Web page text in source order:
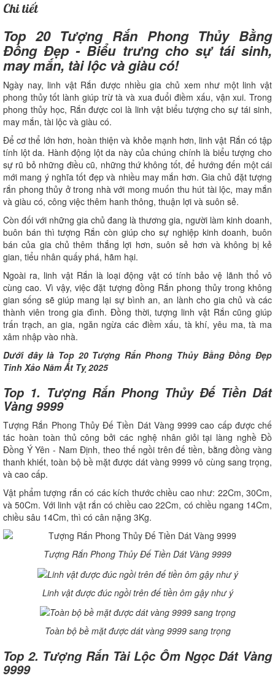
Chi tiết
Top 20 Tượng Rắn Phong Thủy Bằng
Đồng Đẹp - Biểu trưng cho sự tái sinh,
may mắn, tài lộc và giàu có!
Ngày nay, linh vật Rắn được nhiều gia chủ xem như một linh vật
phong thủy tốt lành giúp trừ tà và xua đuổi điềm xấu, vận xui. Trong
phong thủy học, Rắn được coi là linh vật biểu tượng cho sự tái sinh,
may mắn, tài lộc và giàu có.
Để cơ thể lớn hơn, hoàn thiện và khỏe mạnh hơn, linh vật Rắn có tập
tính lột da. Hành động lột da này của chúng chính là biểu tượng cho
sự rũ bỏ những điều cũ, những thứ không tốt, để hướng đến một cái
mới mang ý nghĩa tốt đẹp và nhiều may mắn hơn. Gia chủ đặt tượng
rắn phong thủy ở trong nhà với mong muốn thu hút tài lộc, may mắn
và giàu có, công việc thêm hanh thông, thuận lợi và suôn sẻ.
Còn đối với những gia chủ đang là thương gia, người làm kinh doanh,
buôn bán thì tượng Rắn còn giúp cho sự nghiệp kinh doanh, buôn
bán của gia chủ thêm thắng lợi hơn, suôn sẻ hơn và không bị kẻ
gian, tiểu nhân quấy phá, hãm hại.
Ngoài ra, linh vật Rắn là loại động vật có tính bảo vệ lãnh thổ vô
cùng cao. Vì vậy, việc đặt tượng đồng Rắn phong thủy trong không
gian sống sẽ giúp mang lại sự bình an, an lành cho gia chủ và các
thành viên trong gia đình. Đồng thời, tượng linh vật Rắn cũng giúp
trấn trạch, an gia, ngăn ngừa các điềm xấu, tà khí, yêu ma, tà ma
xâm nhập vào nhà.
Dưới đây là Top 20 Tượng Rắn Phong Thủy Bằng Đồng Đẹp
Tinh Xảo Năm Ất Tỵ 2025
Top 1. Tượng Rắn Phong Thủy Đế Tiền Dát
Vàng 9999
Tượng Rắn Phong Thủy Đế Tiền Dát Vàng 9999 cao cấp được chế
tác hoàn toàn thủ công bởi các nghệ nhân giỏi tại làng nghề Đồ
Đồng Ý Yên - Nam Định, theo thế ngồi trên đế tiền, bằng đồng vàng
thanh khiết, toàn bộ bề mặt được dát vàng 9999 vô cùng sang trọng,
và cao cấp.
Vật phẩm tượng rắn có các kích thước chiều cao như: 22Cm, 30Cm,
và 50Cm. Với linh vật rắn có chiều cao 22Cm, có chiều ngang 14Cm,
chiều sâu 14Cm, thì có cân nặng 3Kg.
Tượng Rắn Phong Thủy Đế Tiền Dát Vàng 9999
Linh vật được đúc ngồi trên đế tiền ôm gậy như ý
Toàn bộ bề mặt được dát vàng 9999 sang trọng
Top 2. Tượng Rắn Tài Lộc Ôm Ngọc Dát Vàng
9999